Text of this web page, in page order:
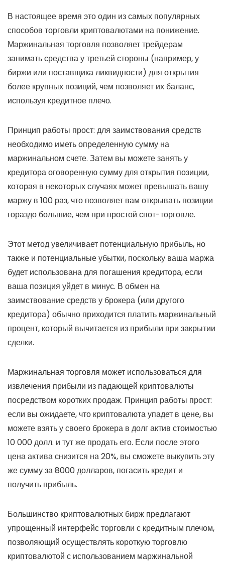
В настоящее время это один из самых популярных
способов торговли криптовалютами на понижение.
Маржинальная торговля позволяет трейдерам
занимать средства у третьей стороны (например, у
биржи или поставщика ликвидности) для открытия
более крупных позиций, чем позволяет их баланс,
используя кредитное плечо.
Принцип работы прост: для заимствования средств
необходимо иметь определенную сумму на
маржинальном счете. Затем вы можете занять у
кредитора оговоренную сумму для открытия позиции,
которая в некоторых случаях может превышать вашу
маржу в 100 раз, что позволяет вам открывать позиции
гораздо большие, чем при простой спот-торговле.
Этот метод увеличивает потенциальную прибыль, но
также и потенциальные убытки, поскольку ваша маржа
будет использована для погашения кредитора, если
ваша позиция уйдет в минус. В обмен на
заимствование средств у брокера (или другого
кредитора) обычно приходится платить маржинальный
процент, который вычитается из прибыли при закрытии
сделки.
Маржинальная торговля может использоваться для
извлечения прибыли из падающей криптовалюты
посредством коротких продаж. Принцип работы прост:
если вы ожидаете, что криптовалюта упадет в цене, вы
можете взять у своего брокера в долг актив стоимостью
10 000 долл. и тут же продать его. Если после этого
цена актива снизится на 20%, вы сможете выкупить эту
же сумму за 8000 долларов, погасить кредит и
получить прибыль.
Большинство криптовалютных бирж предлагают
упрощенный интерфейс торговли с кредитным плечом,
позволяющий осуществлять короткую торговлю
криптовалютой с использованием маржинальной